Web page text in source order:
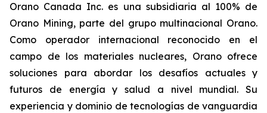
Orano Canada Inc. es una subsidiaria al 100% de
Orano Mining, parte del grupo multinacional Orano.
Como operador internacional reconocido en el
campo de los materiales nucleares, Orano ofrece
soluciones para abordar los desafíos actuales y
futuros de energía y salud a nivel mundial. Su
experiencia y dominio de tecnologías de vanguardia